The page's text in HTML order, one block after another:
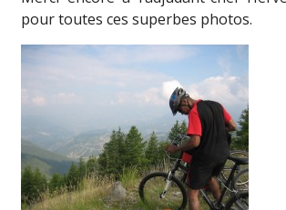
pour toutes ces superbes photos.